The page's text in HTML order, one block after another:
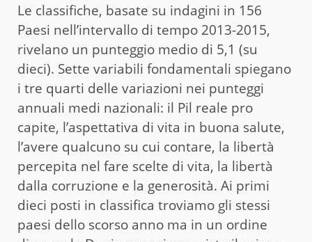
Le classifiche, basate su indagini in 156
Paesi nell’intervallo di tempo 2013-2015,
rivelano un punteggio medio di 5,1 (su
dieci). Sette variabili fondamentali spiegano
i tre quarti delle variazioni nei punteggi
annuali medi nazionali: il Pil reale pro
capite, l’aspettativa di vita in buona salute,
l’avere qualcuno su cui contare, la libertà
percepita nel fare scelte di vita, la libertà
dalla corruzione e la generosità. Ai primi
dieci posti in classifica troviamo gli stessi
paesi dello scorso anno ma in un ordine